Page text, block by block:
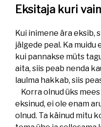
Eksitaja kuri
Kui inimene ära eksib,
jälgede peal. Ka muidu
kui pannakse müts
aita, siis peab nenda
laulma hakkab, siis
Korra olnud üks
eksinud, ei ole enam
olnud. Ta käinud mitu